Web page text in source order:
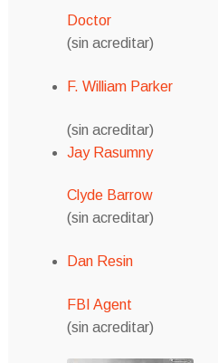
Doctor
(sin acreditar)
F. William Parker
(sin acreditar)
Jay Rasumny
Clyde Barrow
(sin acreditar)
Dan Resin
FBI Agent
(sin acreditar)